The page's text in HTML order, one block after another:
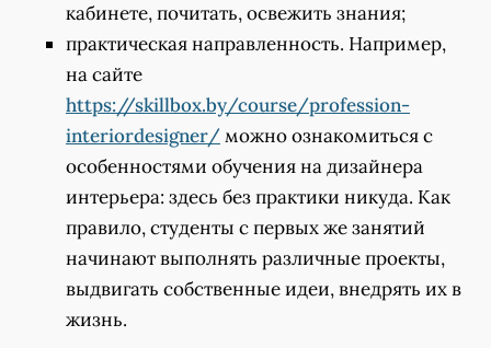
кабинете, почитать, освежить знания;
практическая направленность. Например,
на сайте
https://skillbox.by/course/profession-
interiordesigner/ можно ознакомиться с
особенностями обучения на дизайнера
интерьера: здесь без практики никуда. Как
правило, студенты с первых же занятий
начинают выполнять различные проекты,
выдвигать собственные идеи, внедрять их в
жизнь.